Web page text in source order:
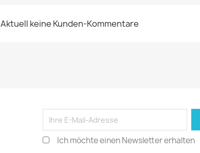
Aktuell keine Kunden-Kommentare
Ich möchte einen Newsletter erhalten